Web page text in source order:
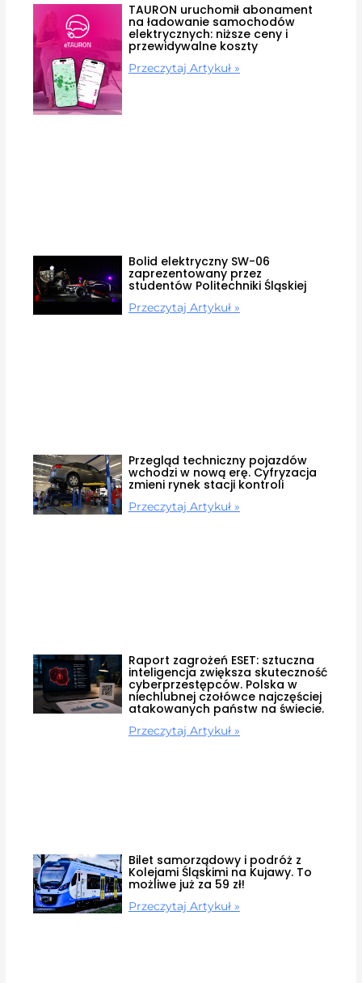
TAURON uruchomił abonament
na ładowanie samochodów
elektrycznych: niższe ceny i
przewidywalne koszty
Przeczytaj Artykuł »
Bolid elektryczny SW-06
zaprezentowany przez
studentów Politechniki Śląskiej
Przeczytaj Artykuł »
Przegląd techniczny pojazdów
wchodzi w nową erę. Cyfryzacja
zmieni rynek stacji kontroli
Przeczytaj Artykuł »
Raport zagrożeń ESET: sztuczna
inteligencja zwiększa skuteczność
cyberprzestępców. Polska w
niechlubnej czołówce najczęściej
atakowanych państw na świecie.
Przeczytaj Artykuł »
Bilet samorządowy i podróż z
Kolejami Śląskimi na Kujawy. To
możliwe już za 59 zł!
Przeczytaj Artykuł »